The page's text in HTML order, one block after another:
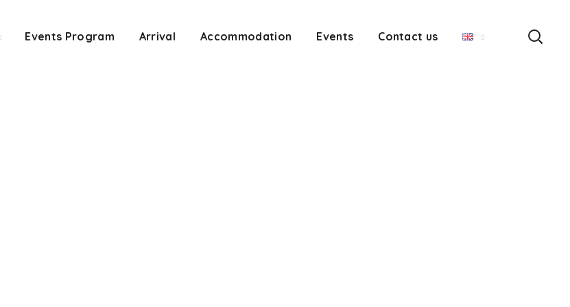
Events Program Arrival Accommodation Events Contact us